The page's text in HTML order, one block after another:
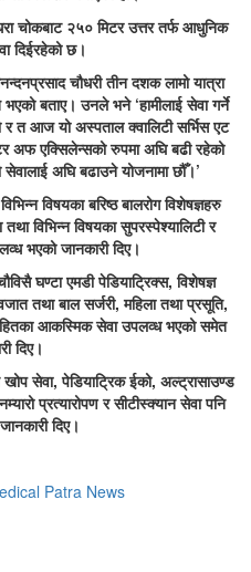
चोकबाट २५० मिटर उत्तर तर्फ आधुनिक
दिईरहेको छ।
चौधरी तीन दशक लामो यात्रा
बताए। उनले भने ‘हामीलाई सेवा गर्ने
र त आज यो अस्पताल क्वालिटी सर्भिस एट
अफ एक्सिलेन्सको रुपमा अघि बढी रहेको
अघि बढाउने योजनामा छौँ।’
विषयका बरिष्ठ बालरोग विशेषज्ञहरु
विभिन्न विषयका सुपरस्पेश्यालिटी र
भएको जानकारी दिए।
घण्टा एमडी पेडियाट्रिक्स, विशेषज्ञ
तथा बाल सर्जरी, महिला तथा प्रसूति,
आकस्मिक सेवा उपलव्ध भएको समेत
दिए।
सेवा, पेडियाट्रिक ईको, अल्ट्रासाउण्ड
प्रत्यारोपण र सीटीस्क्यान सेवा पनि
दिए।
Patra News